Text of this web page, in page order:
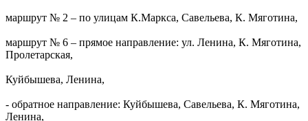
маршрут № 2 – по улицам К.Маркса, Савельева, К. Мяготина,
маршрут № 6 – прямое направление: ул. Ленина, К. Мяготина,
Пролетарская,
Куйбышева, Ленина,
- обратное направление: Куйбышева, Савельева, К. Мяготина,
Ленина,